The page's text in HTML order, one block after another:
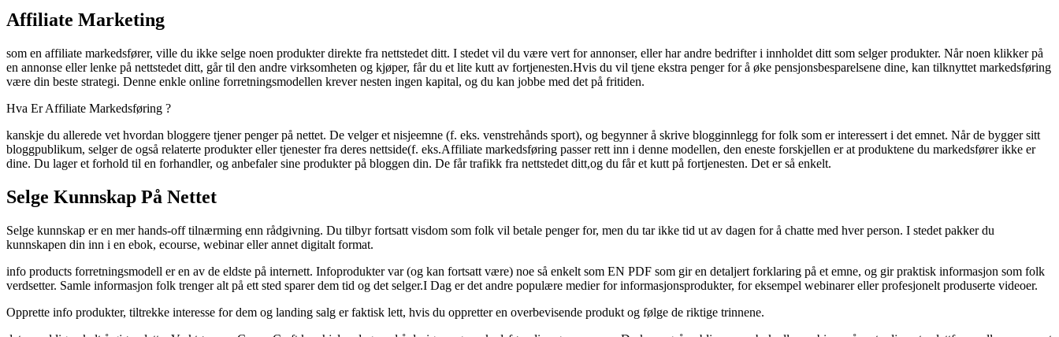
Affiliate Marketing
som en affiliate markedsfører, ville du ikke selge noen produkter direkte fra nettstedet ditt. I stedet vil du være vert for annonser, eller har andre bedrifter i innholdet ditt som selger produkter. Når noen klikker på
en annonse eller lenke på nettstedet ditt, går til den andre virksomheten og kjøper, får du et lite kutt av fortjenesten.Hvis du vil tjene ekstra penger for å øke pensjonsbesparelsene dine, kan tilknyttet markedsføring
være din beste strategi. Denne enkle online forretningsmodellen krever nesten ingen kapital, og du kan jobbe med det på fritiden.
Hva Er Affiliate Markedsføring ?
kanskje du allerede vet hvordan bloggere tjener penger på nettet. De velger et nisjeemne (f. eks. venstrehånds sport), og begynner å skrive blogginnlegg for folk som er interessert i det emnet. Når de bygger sitt
bloggpublikum, selger de også relaterte produkter eller tjenester fra deres nettside(f. eks.Affiliate markedsføring passer rett inn i denne modellen, den eneste forskjellen er at produktene du markedsfører ikke er
dine. Du lager et forhold til en forhandler, og anbefaler sine produkter på bloggen din. De får trafikk fra nettstedet ditt,og du får et kutt på fortjenesten. Det er så enkelt.
Selge Kunnskap På Nettet
Selge kunnskap er en mer hands-off tilnærming enn rådgivning. Du tilbyr fortsatt visdom som folk vil betale penger for, men du tar ikke tid ut av dagen for å chatte med hver person. I stedet pakker du
kunnskapen din inn i en ebok, ecourse, webinar eller annet digitalt format.
info products forretningsmodell er en av de eldste på internett. Infoprodukter var (og kan fortsatt være) noe så enkelt som EN PDF som gir en detaljert forklaring på et emne, og gir praktisk informasjon som folk
verdsetter. Samle informasjon folk trenger alt på ett sted sparer dem tid og det selger.I Dag er det andre populære medier for informasjonsprodukter, for eksempel webinarer eller profesjonelt produserte videoer.
Opprette info produkter, tiltrekke interesse for dem og landing salg er faktisk lett, hvis du oppretter en overbevisende produkt og følge de riktige trinnene.